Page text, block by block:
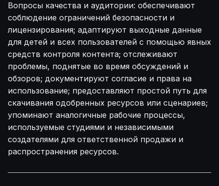
Вопросы качества и аудитории: обеспечивают
соблюдение ограничений безопасности и
лицензирования; адаптируют выходные данные
для детей и всех пользователей с помощью явных
средств контроля контента; отслеживают
проблемы, поднятые во время обсуждений и
обзоров; документируют согласие и права на
использование; предоставляют простой путь для
скачивания одобренных ресурсов или сценариев;
упоминают аналогичные рабочие процессы,
используемые студиями и независимыми
создателями для ответственной продажи и
распространения ресурсов.